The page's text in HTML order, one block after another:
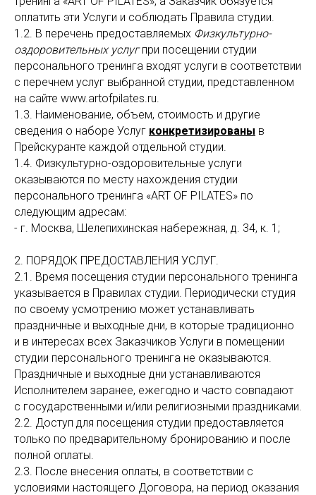
оплатить эти Услуги и соблюдать Правила студии.
1.2. В перечень предоставляемых Физкультурно-
оздоровительных услугпри посещении студии
персонального тренинга входят услуги в соответствии
с перечнем услуг выбранной студии, представленном
на сайте www.artofpilates.ru.
1.3. Наименование, объем, стоимость и другие
сведения о наборе Услуг конкретизированы в
Прейскуранте каждой отдельной студии.
1.4. Физкультурно-оздоровительные услуги
оказываются по месту нахождения студии
персонального тренинга «ART OF PILATES» по
следующим адресам:
- г. Москва, Шелепихинская набережная, д. 34, к. 1;
2. ПОРЯДОК ПРЕДОСТАВЛЕНИЯ УСЛУГ.
2.1. Время посещения студии персонального тренинга
указывается в Правилах студии. Периодически студия
по своему усмотрению может устанавливать
праздничные и выходные дни, в которые традиционно
и в интересах всех Заказчиков Услуги в помещении
студии персонального тренинга не оказываются.
Праздничные и выходные дни устанавливаются
Исполнителем заранее, ежегодно и часто совпадают
с государственными и/или религиозными праздниками.
2.2. Доступ для посещения студии предоставляется
только по предварительному бронированию и после
полной оплаты.
2.3. После внесения оплаты, в соответствии с
условиями настоящего Договора, на период оказания